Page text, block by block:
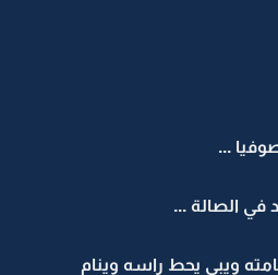
...
في الصالة ...
ويبي يحط راسه وينام